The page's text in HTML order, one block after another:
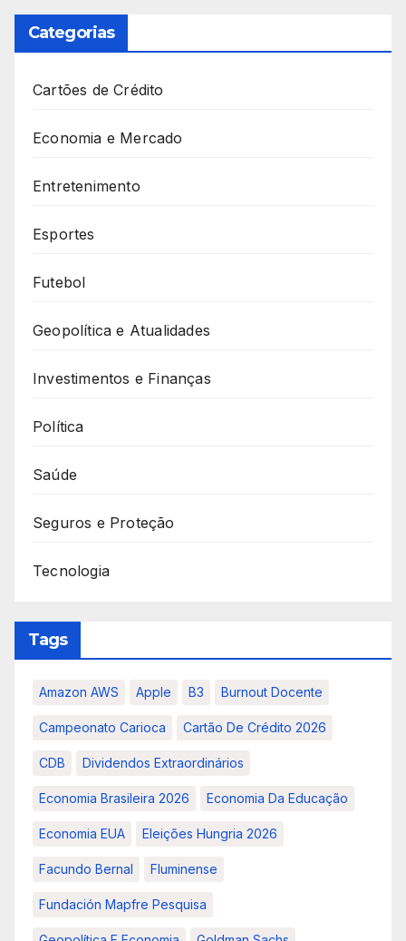
Categorias
Cartões de Crédito
Economia e Mercado
Entretenimento
Esportes
Futebol
Geopolítica e Atualidades
Investimentos e Finanças
Política
Saúde
Seguros e Proteção
Tecnologia
Tags
Amazon AWS Apple B3 Burnout Docente
Campeonato Carioca Cartão De Crédito 2026
CDB Dividendos Extraordinários
Economia Brasileira 2026 Economia Da Educação
Economia EUA Eleições Hungria 2026
Facundo Bernal Fluminense
Fundación Mapfre Pesquisa